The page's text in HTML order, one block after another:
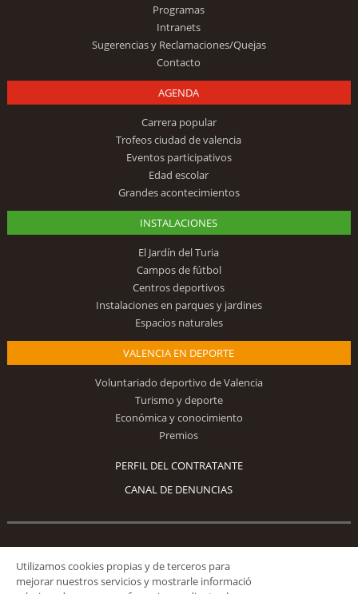
Programas
Intranets
Sugerencias y Reclamaciones/Quejas
Contacto
AGENDA
Carrera popular
Trofeos ciudad de valencia
Eventos participativos
Edad escolar
Grandes acontecimientos
INSTALACIONES
El Jardín del Turia
Campos de fútbol
Centros deportivos
Instalaciones en parques y jardines
Espacios naturales
VALENCIA EN DEPORTE
Voluntariado deportivo de Valencia
Turismo y deporte
Económica y conocimiento
Premios
PERFIL DEL CONTRATANTE
CANAL DE DENUNCIAS
Síguenos
Utilizamos cookies propias y de terceros para
mejorar nuestros servicios y mostrarle informació